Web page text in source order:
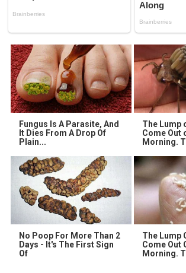
Fungus Is A Parasite, And
It Dies From A Drop Of
Plain...
The Lump
Come Out
Morning.
No Poop For More Than 2
Days - It's The First Sign
Of
The Lump
Come Out
Morning.